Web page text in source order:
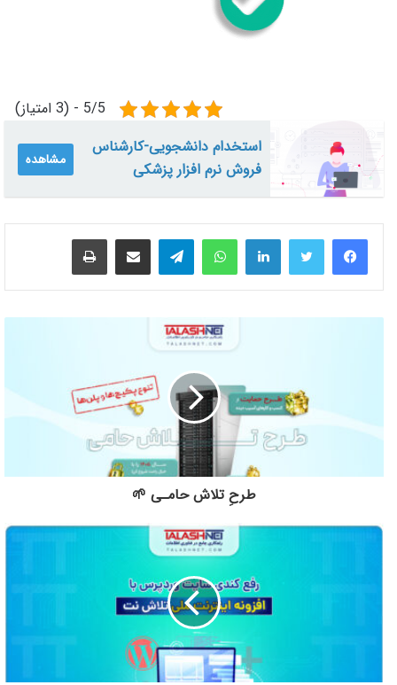
5/5 - (3 امتیاز)
استخدام دانشجویی-کارشناس
فروش نرم افزار پزشکی
مشاهده
لینکدینواتس آپ تلگرام اشتراک گذاری از طریق ایمیل چاپ
طرحِ تلاش حامـی 🌱